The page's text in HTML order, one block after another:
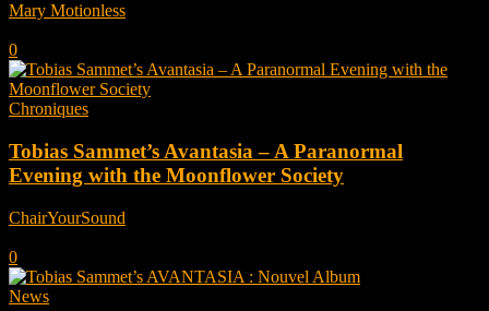
Mary Motionless
0
Chroniques
Tobias Sammet’s Avantasia – A Paranormal
Evening with the Moonflower Society
ChairYourSound
0
News